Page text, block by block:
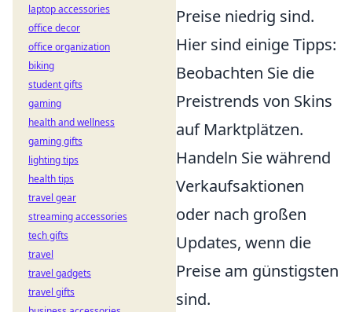
Preise niedrig sind.
Hier sind einige Tipps:
Beobachten Sie die
Preistrends von Skins
auf Marktplätzen.
Handeln Sie während
Verkaufsaktionen
oder nach großen
Updates, wenn die
Preise am günstigsten
sind.
laptop accessories
office decor
office organization
biking
student gifts
gaming
health and wellness
gaming gifts
lighting tips
health tips
travel gear
streaming accessories
tech gifts
travel
travel gadgets
travel gifts